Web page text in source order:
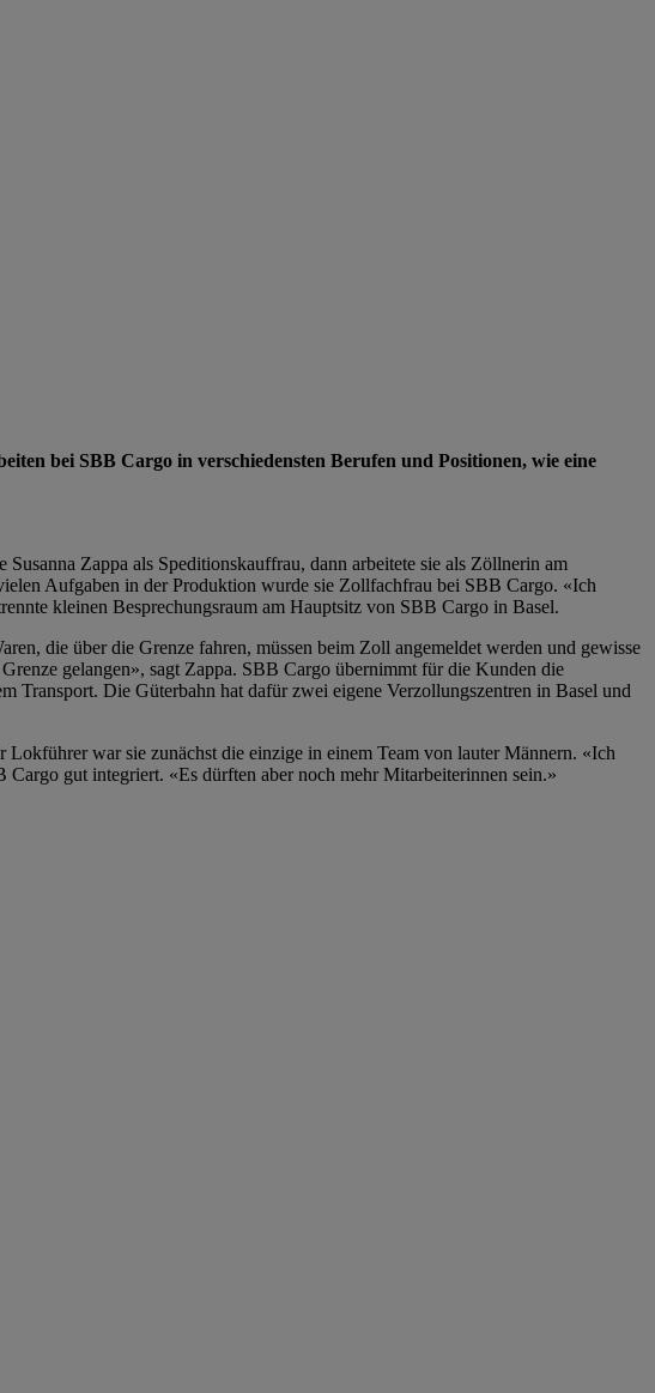
bei SBB Cargo in verschiedensten Berufen und Positionen, wie eine
Zappa als Speditionskauffrau, dann arbeitete sie als Zöllnerin am
Aufgaben in der Produktion wurde sie Zollfachfrau bei SBB Cargo. «Ich
kleinen Besprechungsraum am Hauptsitz von SBB Cargo in Basel.
die über die Grenze fahren, müssen beim Zoll angemeldet werden und gewisse
gelangen», sagt Zappa. SBB Cargo übernimmt für die Kunden die
Transport. Die Güterbahn hat dafür zwei eigene Verzollungszentren in Basel und
war sie zunächst die einzige in einem Team von lauter Männern. «Ich
gut integriert. «Es dürften aber noch mehr Mitarbeiterinnen sein.»